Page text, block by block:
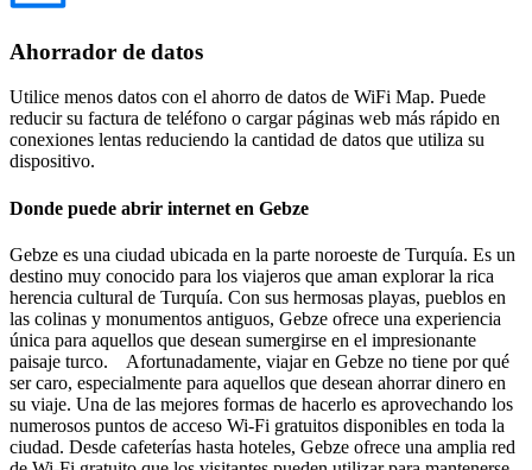
Ahorrador de datos
Utilice menos datos con el ahorro de datos de WiFi Map. Puede
reducir su factura de teléfono o cargar páginas web más rápido en
conexiones lentas reduciendo la cantidad de datos que utiliza su
dispositivo.
Donde puede abrir internet en Gebze
Gebze es una ciudad ubicada en la parte noroeste de Turquía. Es un
destino muy conocido para los viajeros que aman explorar la rica
herencia cultural de Turquía. Con sus hermosas playas, pueblos en
las colinas y monumentos antiguos, Gebze ofrece una experiencia
única para aquellos que desean sumergirse en el impresionante
paisaje turco. Afortunadamente, viajar en Gebze no tiene por qué
ser caro, especialmente para aquellos que desean ahorrar dinero en
su viaje. Una de las mejores formas de hacerlo es aprovechando los
numerosos puntos de acceso Wi-Fi gratuitos disponibles en toda la
ciudad. Desde cafeterías hasta hoteles, Gebze ofrece una amplia red